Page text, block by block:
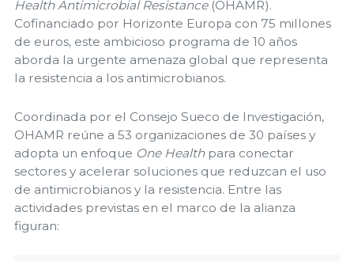
Health Antimicrobial Resistance(OHAMR).
Cofinanciado por Horizonte Europa con 75 millones
de euros, este ambicioso programa de 10 años
aborda la urgente amenaza global que representa
la resistencia a los antimicrobianos.
Coordinada por el Consejo Sueco de Investigación,
OHAMR reúne a 53 organizaciones de 30 países y
adopta un enfoque One Healthpara conectar
sectores y acelerar soluciones que reduzcan el uso
de antimicrobianos y la resistencia. Entre las
actividades previstas en el marco de la alianza
figuran: